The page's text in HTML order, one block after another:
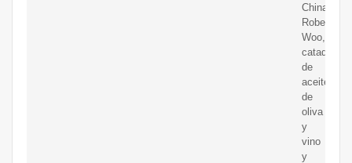
China,
Robert
Woo,
catador
de
aceite
de
oliva
y
vino
y